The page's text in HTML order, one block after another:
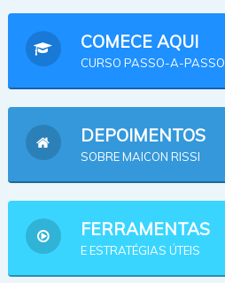
COMECE AQUI
CURSO PASSO-A-PASSO
DEPOIMENTOS
SOBRE MAICON RISSI
FERRAMENTAS
E ESTRATÉGIAS ÚTEIS